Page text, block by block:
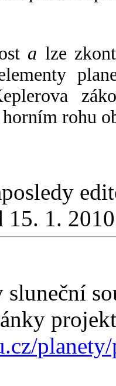
a lze
rohu
15. 1.
sluneční